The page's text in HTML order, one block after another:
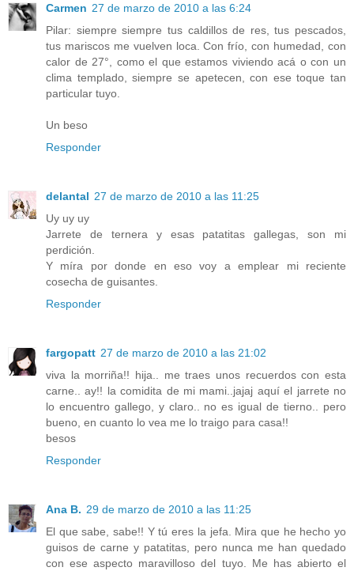
Carmen 27 de marzo de 2010 a las 6:24
Pilar: siempre siempre tus caldillos de res, tus pescados,
tus mariscos me vuelven loca. Con frío, con humedad, con
calor de 27°, como el que estamos viviendo acá o con un
clima templado, siempre se apetecen, con ese toque tan
particular tuyo.
Un beso
Responder
delantal 27 de marzo de 2010 a las 11:25
Uy uy uy
Jarrete de ternera y esas patatitas gallegas, son mi
perdición.
Y míra por donde en eso voy a emplear mi reciente
cosecha de guisantes.
Responder
fargopatt 27 de marzo de 2010 a las 21:02
viva la morriña!! hija.. me traes unos recuerdos con esta
carne.. ay!! la comidita de mi mami..jajaj aquí el jarrete no
lo encuentro gallego, y claro.. no es igual de tierno.. pero
bueno, en cuanto lo vea me lo traigo para casa!!
besos
Responder
Ana B. 29 de marzo de 2010 a las 11:25
El que sabe, sabe!! Y tú eres la jefa. Mira que he hecho yo
guisos de carne y patatitas, pero nunca me han quedado
con ese aspecto maravilloso del tuyo. Me has abierto el